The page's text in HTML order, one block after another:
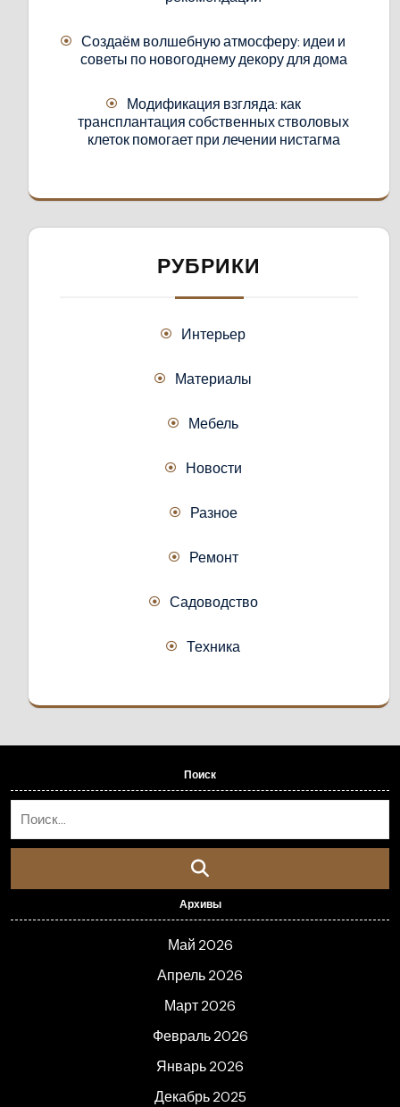
Создаём волшебную атмосферу: идеи и
советы по новогоднему декору для дома
Модификация взгляда: как
трансплантация собственных стволовых
клеток помогает при лечении нистагма
РУБРИКИ
Интерьер
Материалы
Мебель
Новости
Разное
Ремонт
Садоводство
Техника
Поиск
Архивы
Май 2026
Апрель 2026
Март 2026
Февраль 2026
Январь 2026
Декабрь 2025